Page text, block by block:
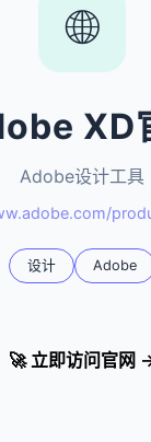
🌐
XD
Adobe设计工具
设计 Adobe
🚀 立即访问官网